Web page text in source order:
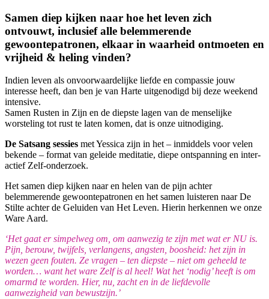
Samen diep kijken naar hoe het leven zich
ontvouwt, inclusief alle belemmerende
gewoontepatronen, elkaar in waarheid ontmoeten en
vrijheid & heling vinden?
Indien leven als onvoorwaardelijke liefde en compassie jouw
interesse heeft, dan ben je van Harte uitgenodigd bij deze weekend
intensive.
Samen Rusten in Zijn en de diepste lagen van de menselijke
worsteling tot rust te laten komen, dat is onze uitnodiging.
De Satsang sessies met Yessica zijn in het – inmiddels voor velen
bekende – format van geleide meditatie, diepe ontspanning en inter-
actief Zelf-onderzoek.
Het samen diep kijken naar en helen van de pijn achter
belemmerende gewoontepatronen en het samen luisteren naar De
Stilte achter de Geluiden van Het Leven. Hierin herkennen we onze
Ware Aard.
‘Het gaat er simpelweg om, om aanwezig te zijn met wat er NU is.
Pijn, berouw, twijfels, verlangens, angsten, boosheid: het zijn in
wezen geen fouten. Ze vragen – ten diepste – niet om geheeld te
worden… want het ware Zelf is al heel! Wat het ‘nodig’ heeft is om
omarmd te worden. Hier, nu, zacht en in de liefdevolle
aanwezigheid van bewustzijn.’